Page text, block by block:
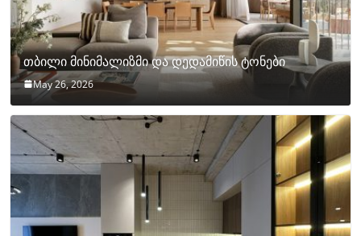
თბილი მინიმალიზმი და დედამიწის ტონები
May 26, 2026